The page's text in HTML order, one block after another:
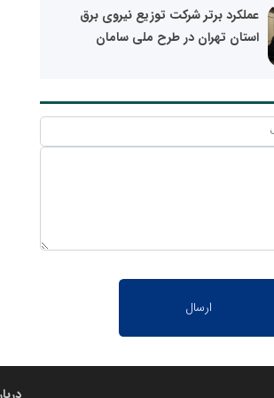
عملکرد برتر شرکت توزیع نیروی برق
استان تهران در طرح ملی سامان